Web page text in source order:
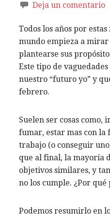
Deja un comentario
Todos los años por
mundo empieza a mirar
plantearse sus
Este tipo de
nuestro “futuro yo” y
febrero.
Suelen ser cosas como,
fumar, estar mas con la
trabajo (o conseguir
que al final, la mayoría
objetivos similares, y
no los cumple. ¿Por qué
Podemos resumirlo en